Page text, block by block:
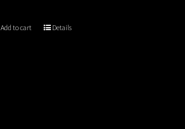
Add to cart Details